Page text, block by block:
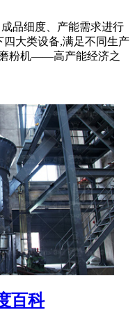
品细度、产能需求进行
大类设备,满足不同生产
粉机——高产能经济之
百科